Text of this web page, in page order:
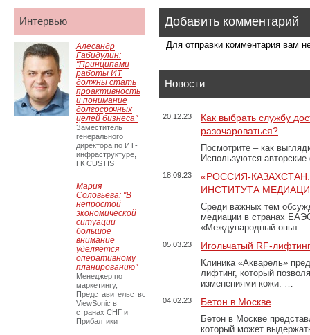
Добавить комментарий
Для отправки комментария вам
Новости
20.12.23
Как выбрать службу
разочароваться?
Посмотрите – как
Используются
18.09.23
«РОССИЯ-
ИНСТИТУТА
Среди важных тем
медиации в странах
«Международный опыт …
05.03.23 Игольчатый RF-
Клиника «Акварель»
лифтинг, который
изменениями кожи. …
04.02.23 Бетон в Москве
Бетон в Москве
который может
Интервью
Алесандр
Габидулин:
"Принципами
работы ИТ
должны стать
проактивность
и понимание
долгосрочных
целей бизнеса"
Заместитель
генерального
директора по ИТ-
инфраструктуре,
ГК CUSTIS
Мария
Соловьева: "В
непростой
экономической
ситуации
большое
внимание
уделяется
оперативному
планированию"
Менеджер по
маркетингу,
Представительство
ViewSonic в
странах СНГ и
Прибалтики